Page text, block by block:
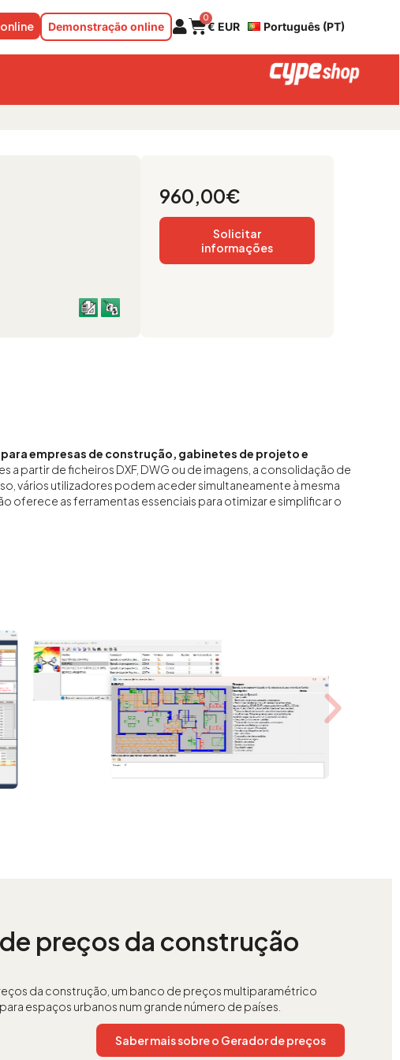
Português (PT)
€ EUR
0
Cart
Demonstração online
960,00€
Solicitar
informações
para empresas de construção, gabinetes de projeto e
partir de ficheiros DXF, DWG ou de imagens, a consolidação de
vários utilizadores podem aceder simultaneamente à mesma
oferece as ferramentas essenciais para otimizar e simplificar o
preços da construção
da construção, um banco de preços multiparamétrico
espaços urbanos num grande número de países.
Saber mais sobre o Gerador de preços